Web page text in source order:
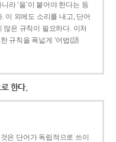
라 ‘을’이 붙어야 한다는 등
이 외에도 소리를 내고, 단어
은 규칙이 필요하다. 이처
규칙을 폭넓게 ‘어법(語
한다.
은 단어가 독립적으로 쓰이